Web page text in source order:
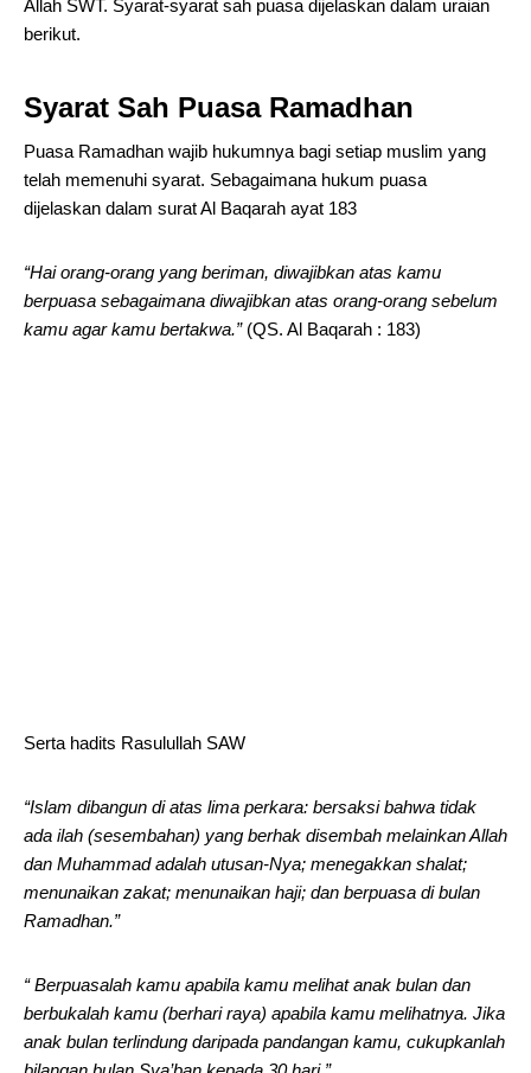
Allah SWT. Syarat-syarat sah puasa dijelaskan dalam uraian
berikut.
Syarat Sah Puasa Ramadhan
Puasa Ramadhan wajib hukumnya bagi setiap muslim yang
telah memenuhi syarat. Sebagaimana hukum puasa
dijelaskan dalam surat Al Baqarah ayat 183
“Hai orang-orang yang beriman, diwajibkan atas kamu
berpuasa sebagaimana diwajibkan atas orang-orang sebelum
kamu agar kamu bertakwa.”(QS. Al Baqarah : 183)
Serta hadits Rasulullah SAW
“Islam dibangun di atas lima perkara: bersaksi bahwa tidak
ada ilah (sesembahan) yang berhak disembah melainkan Allah
dan Muhammad adalah utusan-Nya; menegakkan shalat;
menunaikan zakat; menunaikan haji; dan berpuasa di bulan
Ramadhan.”
“ Berpuasalah kamu apabila kamu melihat anak bulan dan
berbukalah kamu (berhari raya) apabila kamu melihatnya. Jika
anak bulan terlindung daripada pandangan kamu, cukupkanlah